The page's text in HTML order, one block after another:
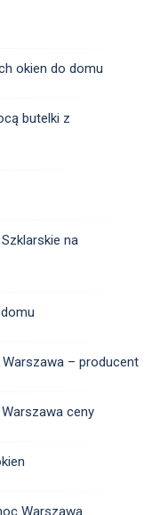
okien do domu
butelki z
na
– producent
ceny
Warszawa